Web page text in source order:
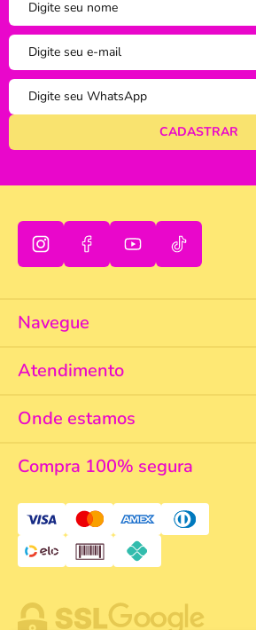
Navegue
Atendimento
Onde estamos
Compra 100% segura